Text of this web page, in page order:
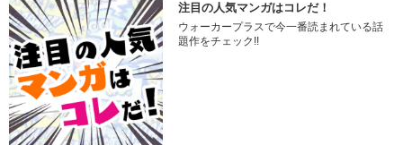
注目の人気マンガはコレだ！
ウォーカープラスで今一番読まれている話
題作をチェック!!